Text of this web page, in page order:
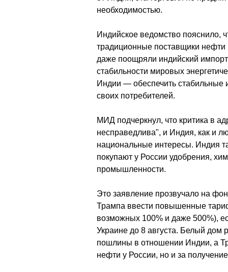
необходимостью.
Индийское ведомство пояснило,
традиционные поставщики
даже поощряли индийский
стабильности мировых
Индии — обеспечить стабильные
своих потребителей.
МИД подчеркнул, что критика в
несправедлива", и Индия, как и
национальные интересы. Индия
покупают у России удобрения,
промышленности.
Это заявление прозвучало на
Трампа ввести повышенные
возможных 100% и даже 500%),
Украине до 8 августа. Белый дом
пошлины в отношении Индии, а
нефти у России, но и за